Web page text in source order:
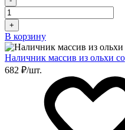
+
В корзину
Наличник массив из ольхи
682 ₽/шт.